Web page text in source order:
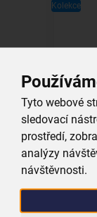
Tyto webové
sledovací
prostředí,
analýzy
návštěvnosti.
Kolekce
129,00